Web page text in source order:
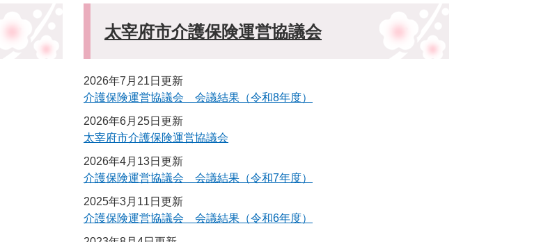
太宰府市介護保険運営協議会
2026年7月21日更新
介護保険運営協議会 会議結果（令和8年度）
2026年6月25日更新
太宰府市介護保険運営協議会
2026年4月13日更新
介護保険運営協議会 会議結果（令和7年度）
2025年3月11日更新
介護保険運営協議会 会議結果（令和6年度）